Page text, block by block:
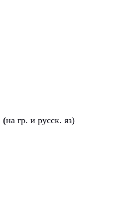
(на гр. и русск. яз)